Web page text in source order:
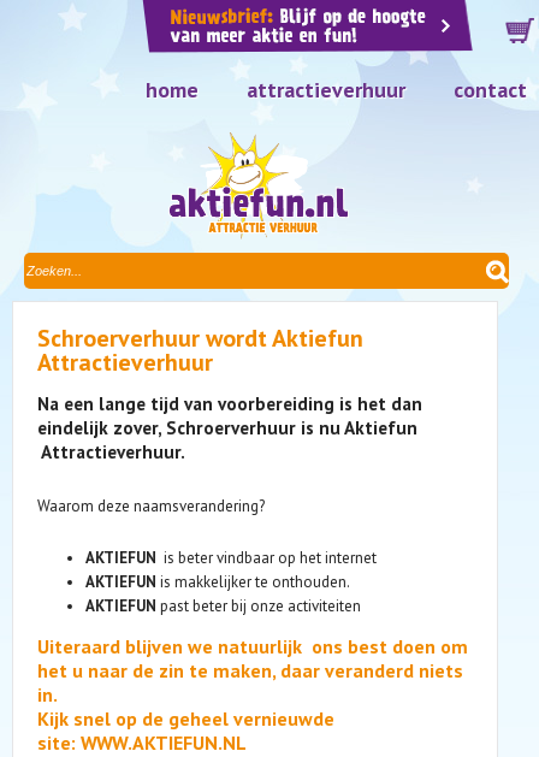
home attractieverhuur contact
Schroerverhuur wordt Aktiefun
Attractieverhuur
Na een lange tijd van voorbereiding is het dan
eindelijk zover, Schroerverhuur is nu Aktiefun
Attractieverhuur.
Waarom deze naamsverandering?
AKTIEFUN is beter vindbaar op het internet
AKTIEFUN is makkelijker te onthouden.
AKTIEFUN past beter bij onze activiteiten
Uiteraard blijven we natuurlijk ons best doen om
het u naar de zin te maken, daar veranderd niets
in.
Kijk snel op de geheel vernieuwde
site: WWW.AKTIEFUN.NL